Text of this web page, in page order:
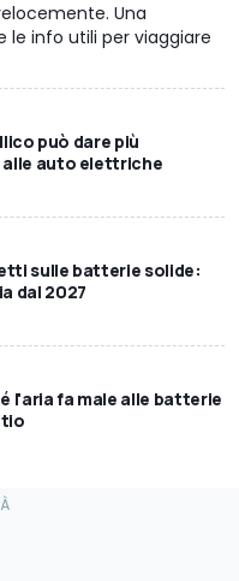
Una
info utili per viaggiare
può dare più
auto elettriche
sulle batterie solide:
dal 2027
l'aria fa male alle batterie